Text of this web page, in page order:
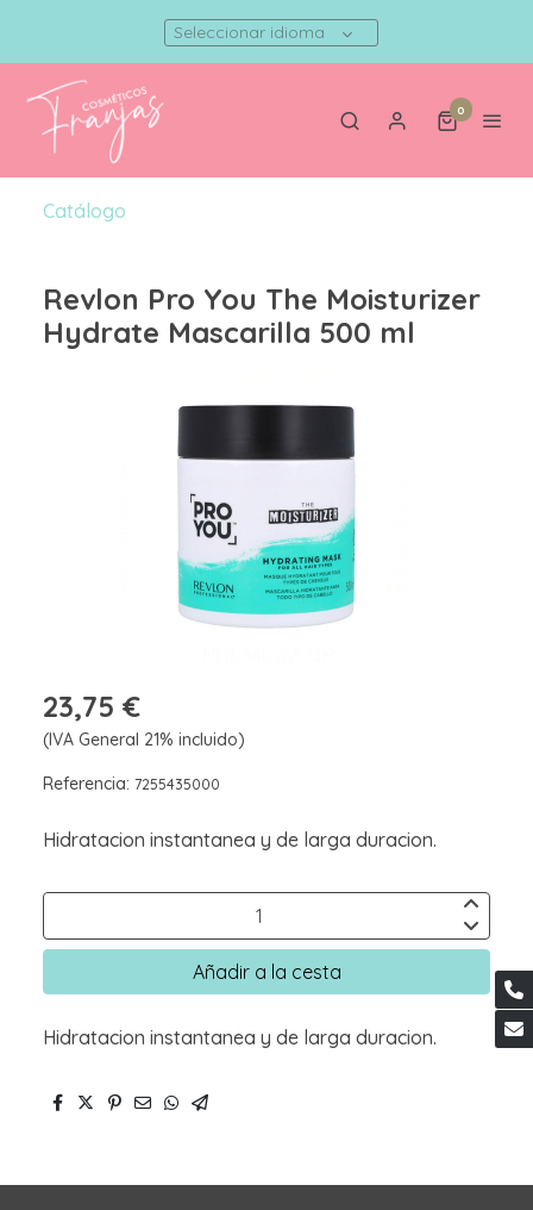
Seleccionar idioma
0
Catálogo
Revlon Pro You The Moisturizer
Hydrate Mascarilla 500 ml
23,75 €
(IVA General 21% incluido)
Referencia: 7255435000
Hidratacion instantanea y de larga duracion.
Añadir a la cesta
Hidratacion instantanea y de larga duracion.